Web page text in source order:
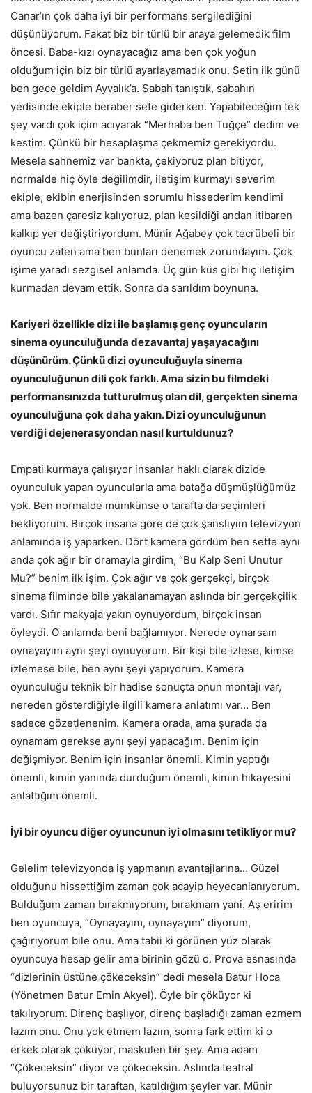
Canar’ın çok daha iyi bir performans sergilediğini
düşünüyorum. Fakat biz bir türlü bir araya gelemedik film
öncesi. Baba-kızı oynayacağız ama ben çok yoğun
olduğum için biz bir türlü ayarlayamadık onu. Setin ilk günü
ben gece geldim Ayvalık’a. Sabah tanıştık, sabahın
yedisinde ekiple beraber sete giderken. Yapabileceğim tek
şey vardı çok içim acıyarak “Merhaba ben Tuğçe” dedim ve
kestim. Çünkü bir hesaplaşma çekmemiz gerekiyordu.
Mesela sahnemiz var bankta, çekiyoruz plan bitiyor,
normalde hiç öyle değilimdir, iletişim kurmayı severim
ekiple, ekibin enerjisinden sorumlu hissederim kendimi
ama bazen çaresiz kalıyoruz, plan kesildiği andan itibaren
kalkıp yer değiştiriyordum. Münir Ağabey çok tecrübeli bir
oyuncu zaten ama ben bunları denemek zorundayım. Çok
işime yaradı sezgisel anlamda. Üç gün küs gibi hiç iletişim
kurmadan devam ettik. Sonra da sarıldım boynuna.
Kariyeri özellikle dizi ile başlamış genç oyuncuların
sinema oyunculuğunda dezavantaj yaşayacağını
düşünürüm. Çünkü dizi oyunculuğuyla sinema
oyunculuğunun dili çok farklı. Ama sizin bu filmdeki
performansınızda tutturulmuş olan dil, gerçekten sinema
oyunculuğuna çok daha yakın. Dizi oyunculuğunun
verdiği dejenerasyondan nasıl kurtuldunuz?
Empati kurmaya çalışıyor insanlar haklı olarak dizide
oyunculuk yapan oyuncularla ama batağa düşmüşlüğümüz
yok. Ben normalde mümkünse o tarafta da seçimleri
bekliyorum. Birçok insana göre de çok şanslıyım televizyon
anlamında iş yaparken. Dört kamera gördüm ben sette aynı
anda çok ağır bir dramayla girdim, “Bu Kalp Seni Unutur
Mu?” benim ilk işim. Çok ağır ve çok gerçekçi, birçok
sinema filminde bile yakalanamayan aslında bir gerçekçilik
vardı. Sıfır makyaja yakın oynuyordum, birçok insan
öyleydi. O anlamda beni bağlamıyor. Nerede oynarsam
oynayayım aynı şeyi oynuyorum. Bir kişi bile izlese, kimse
izlemese bile, ben aynı şeyi yapıyorum. Kamera
oyunculuğu teknik bir hadise sonuçta onun montajı var,
nereden gösterdiğiyle ilgili kamera anlatımı var… Ben
sadece gözetlenenim. Kamera orada, ama şurada da
oynamam gerekse aynı şeyi yapacağım. Benim için
değişmiyor. Benim için insanlar önemli. Kimin yaptığı
önemli, kimin yanında durduğum önemli, kimin hikayesini
anlattığım önemli.
İyi bir oyuncu diğer oyuncunun iyi olmasını tetikliyor mu?
Gelelim televizyonda iş yapmanın avantajlarına… Güzel
olduğunu hissettiğim zaman çok acayip heyecanlanıyorum.
Bulduğum zaman bırakmıyorum, bırakmam yani. Aş eririm
ben oyuncuya, “Oynayayım, oynayayım” diyorum,
çağırıyorum bile onu. Ama tabii ki görünen yüz olarak
oyuncuya hesap gelir ama birinin gözü o. Prova esnasında
“dizlerinin üstüne çökeceksin” dedi mesela Batur Hoca
(Yönetmen Batur Emin Akyel). Öyle bir çöküyor ki
takılıyorum. Direnç başlıyor, direnç başladığı zaman ezmem
lazım onu. Onu yok etmem lazım, sonra fark ettim ki o
erkek olarak çöküyor, maskulen bir şey. Ama adam
“Çökeceksin” diyor ve çökeceksin. Aslında teatral
buluyorsunuz bir taraftan, katıldığım şeyler var. Münir